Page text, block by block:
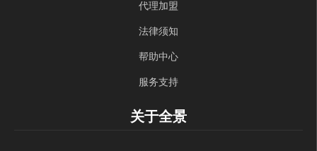
代理加盟
法律须知
帮助中心
服务支持
关于全景